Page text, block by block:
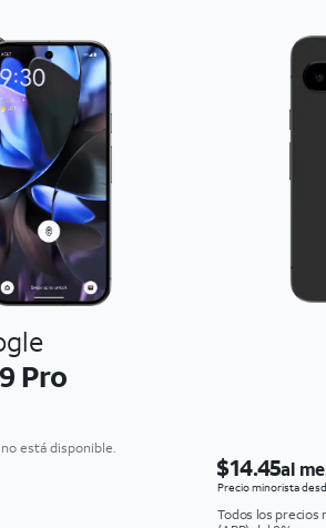
Pro
está disponible.
$14.45al
Precio minorista
Todos los precios